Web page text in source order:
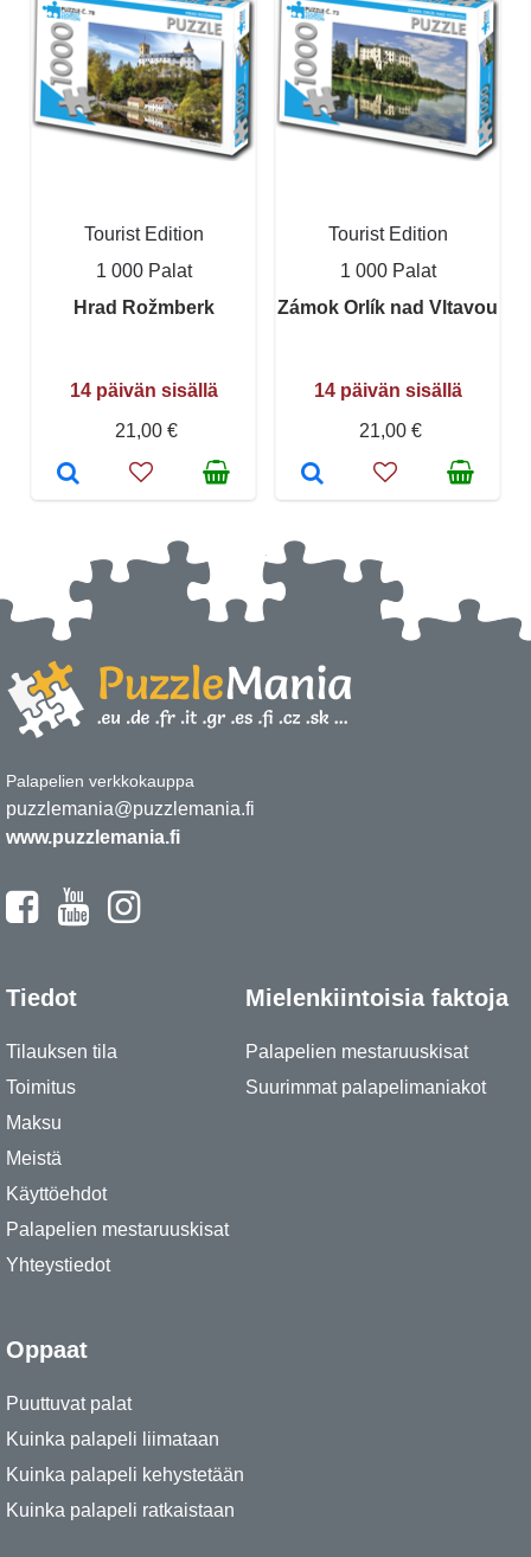
Tourist Edition
1 000 Palat
Hrad Rožmberk
14 päivän sisällä
21,00 €
Tourist Edition
1 000 Palat
Zámok Orlík nad Vltavou
14 päivän sisällä
21,00 €
Palapelien verkkokauppa
puzzlemania@puzzlemania.fi
www.puzzlemania.fi
Tiedot
Tilauksen tila
Toimitus
Maksu
Meistä
Käyttöehdot
Palapelien mestaruuskisat
Yhteystiedot
Mielenkiintoisia faktoja
Palapelien mestaruuskisat
Suurimmat palapelimaniakot
Oppaat
Puuttuvat palat
Kuinka palapeli liimataan
Kuinka palapeli kehystetään
Kuinka palapeli ratkaistaan